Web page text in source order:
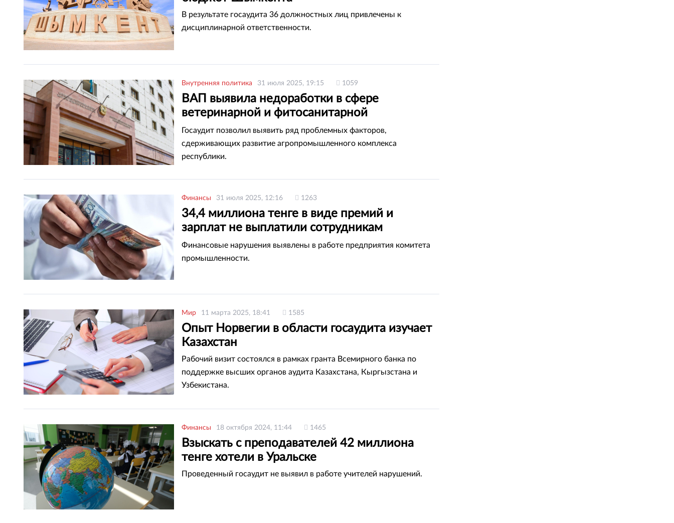
В результате госаудита 36 должностных лиц привлечены к
дисциплинарной ответственности.
Внутренняя политика 31 июля 2025, 19:15 1059
ВАП выявила недоработки в сфере
ветеринарной и фитосанитарной
безопасности
Госаудит позволил выявить ряд проблемных факторов,
сдерживающих развитие агропромышленного комплекса
республики.
Финансы 31 июля 2025, 12:16 1263
34,4 миллиона тенге в виде премий и
зарплат не выплатили сотрудникам
госпредприятия в Алматы
Финансовые нарушения выявлены в работе предприятия комитета
промышленности.
Мир 11 марта 2025, 18:41 1585
Опыт Норвегии в области госаудита изучает
Казахстан
Рабочий визит состоялся в рамках гранта Всемирного банка по
поддержке высших органов аудита Казахстана, Кыргызстана и
Узбекистана.
Финансы 18 октября 2024, 11:44 1465
Взыскать с преподавателей 42 миллиона
тенге хотели в Уральске
Проведенный госаудит не выявил в работе учителей нарушений.